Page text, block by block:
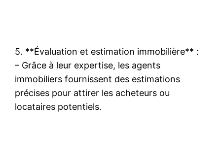
5. **Évaluation et estimation immobilière** :
– Grâce à leur expertise, les agents
immobiliers fournissent des estimations
précises pour attirer les acheteurs ou
locataires potentiels.